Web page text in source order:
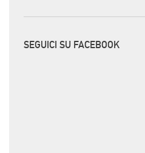
SEGUICI SU FACEBOOK